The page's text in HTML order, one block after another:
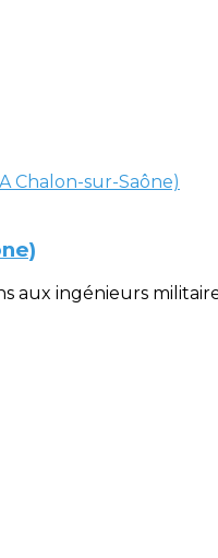
aux ingénieurs